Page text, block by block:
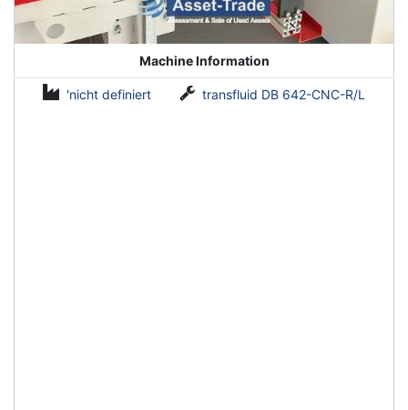
Machine Information
'nicht definiert transfluid DB 642-CNC-R/L